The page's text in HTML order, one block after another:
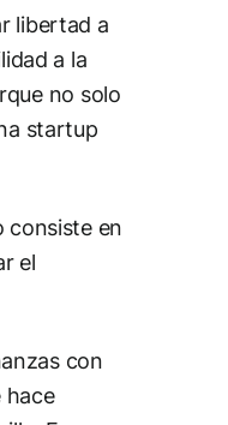
libertad a
a la
no solo
startup
consiste en
el
con
hace